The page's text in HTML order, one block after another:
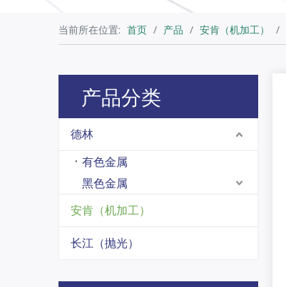
当前所在位置: 首页 / 产品 / 安肯（机加工） /
产品分类
德林
有色金属
黑色金属
安肯（机加工）
长江（抛光）